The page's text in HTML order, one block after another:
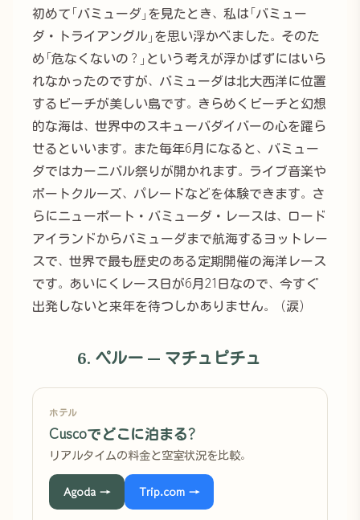
初めて「バミューダ」を見たとき、私は「バミュー
ダ・トライアングル」を思い浮かべました。そのた
め「危なくないの？」という考えが浮かばずにはいら
れなかったのですが、バミューダは北大西洋に位置
するビーチが美しい島です。きらめくビーチと幻想
的な海は、世界中のスキューバダイバーの心を躍ら
せるといいます。また毎年6月になると、バミュー
ダではカーニバル祭りが開かれます。ライブ音楽や
ボートクルーズ、パレードなどを体験できます。さ
らにニューポート・バミューダ・レースは、ロード
アイランドからバミューダまで航海するヨットレー
スで、世界で最も歴史のある定期開催の海洋レース
です。あいにくレース日が6月21日なので、今すぐ
出発しないと来年を待つしかありません。（涙）
6. ペルー — マチュピチュ
ホテル
Cuscoでどこに泊まる?
リアルタイムの料金と空室状況を比較。
Agoda → Trip.com →